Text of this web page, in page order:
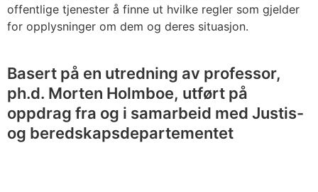
offentlige tjenester å finne ut hvilke regler som gjelder
for opplysninger om dem og deres situasjon.
Basert på en utredning av professor,
ph.d. Morten Holmboe, utført på
oppdrag fra og i samarbeid med Justis-
og beredskapsdepartementet